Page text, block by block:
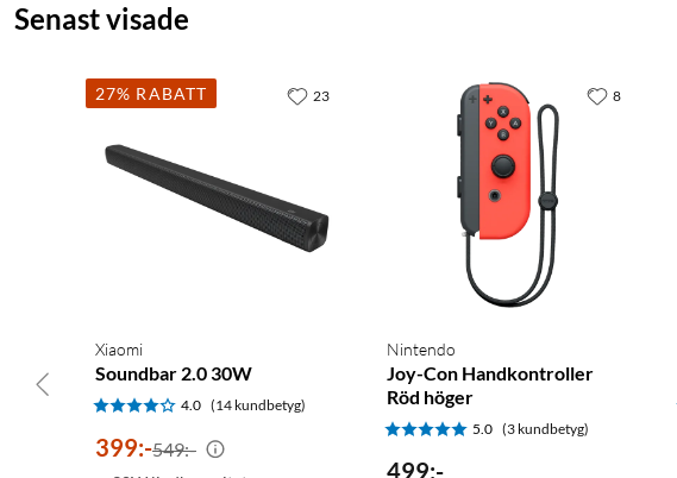
Senast visade
27% RABATT
Xiaomi
Soundbar 2.0 30W
4.0 (14 kundbetyg)
399:-549:-
23
Nintendo
Joy-Con Handkontroller
Röd höger
5.0 (3 kundbetyg)
499:-
8